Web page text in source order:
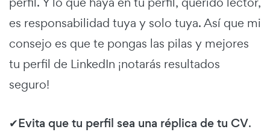
es responsabilidad tuya y solo tuya. Así que mi
consejo es que te pongas las pilas y mejores
tu perfil de LinkedIn ¡notarás resultados
seguro!
✔Evita que tu perfil sea una réplica de tu CV.